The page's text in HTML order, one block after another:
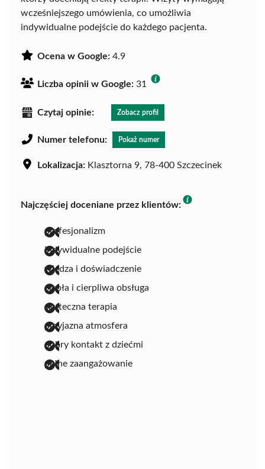
wcześniejszego umówienia, co umożliwia
indywidualne podejście do każdego pacjenta.
Ocena w Google: 4.9
Liczba opinii w Google: 31
Czytaj opinie: Zobacz profil
Numer telefonu: Pokaż numer
Lokalizacja: Klasztorna 9, 78-400 Szczecinek
Najczęściej doceniane przez klientów:
profesjonalizm
indywidualne podejście
wiedza i doświadczenie
ciepła i cierpliwa obsługa
skuteczna terapia
przyjazna atmosfera
dobry kontakt z dziećmi
pełne zaangażowanie